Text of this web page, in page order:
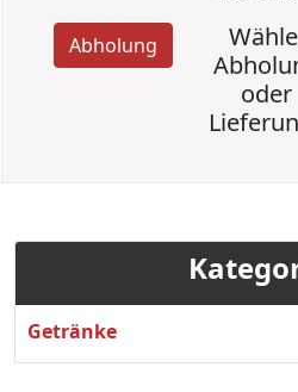
Abholung
oder
Getränke